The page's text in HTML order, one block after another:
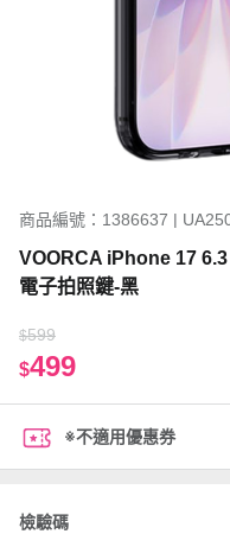
商品編號：1386637 |
VOORCA iPhone 17
電子拍照鍵-黑
$599
$499
※不適用優惠券
檢驗碼